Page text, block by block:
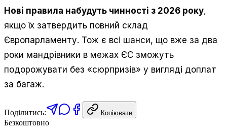
Нові правила набудуть чинності з 2026 року,
якщо їх затвердить повний склад
Європарламенту. Тож є всі шанси, що вже за два
роки мандрівники в межах ЄС зможуть
подорожувати без «сюрпризів» у вигляді доплат
за багаж.
Поділитись: Копіювати
Безкоштовно